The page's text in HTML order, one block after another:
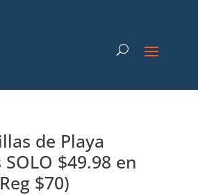
de Playa
$49.98 en
$70)